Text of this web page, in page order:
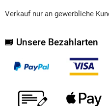
Verkauf nur an gewerbliche
Unsere Bezahlarten